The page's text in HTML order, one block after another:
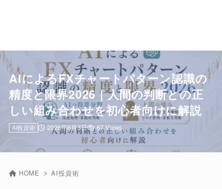
AIによるFXチャートパターン認識の
精度と限界2026｜人間の判断との正
しい組み合わせを初心者向けに解説
2026年6月3日
AI投資術 67 Views
HOME AI投資術